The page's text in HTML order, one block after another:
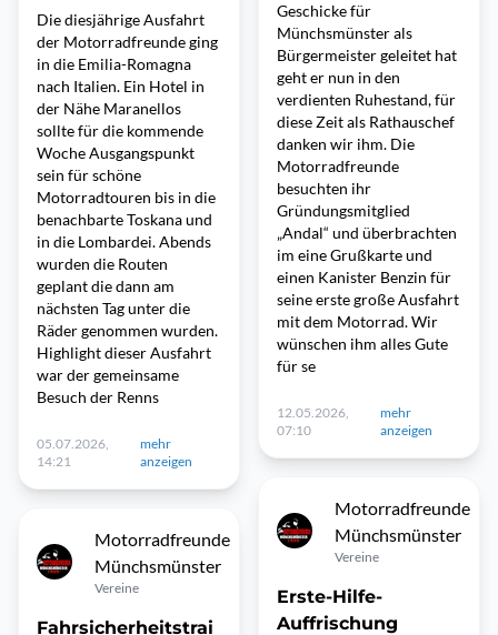
Die diesjährige Ausfahrt
der Motorradfreunde ging
in die Emilia-Romagna
nach Italien. Ein Hotel in
der Nähe Maranellos
sollte für die kommende
Woche Ausgangspunkt
sein für schöne
Motorradtouren bis in die
benachbarte Toskana und
in die Lombardei. Abends
wurden die Routen
geplant die dann am
nächsten Tag unter die
Räder genommen wurden.
Highlight dieser Ausfahrt
war der gemeinsame
Besuch der Renns
05.07.2026,
14:21
mehr
anzeigen
Motorradfreunde
Münchsmünster
Vereine
Fahrsicherheitstrai
Geschicke für
Münchsmünster als
Bürgermeister geleitet hat
geht er nun in den
verdienten Ruhestand, für
diese Zeit als Rathauschef
danken wir ihm. Die
Motorradfreunde
besuchten ihr
Gründungsmitglied
„Andal“ und überbrachten
im eine Grußkarte und
einen Kanister Benzin für
seine erste große Ausfahrt
mit dem Motorrad. Wir
wünschen ihm alles Gute
für se
12.05.2026,
07:10
mehr
anzeigen
Motorradfreunde
Münchsmünster
Vereine
Erste-Hilfe-
Auffrischung